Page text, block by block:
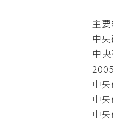
主要
中
中
中
中
中